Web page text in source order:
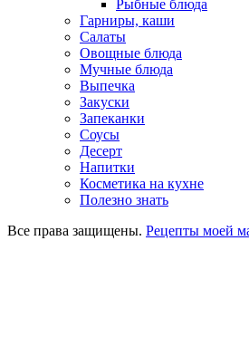
Рыбные блюда
Гарниры, каши
Салаты
Овощные блюда
Мучные блюда
Выпечка
Закуски
Запеканки
Соусы
Десерт
Напитки
Косметика на кухне
Полезно знать
Все права защищены. Рецепты моей